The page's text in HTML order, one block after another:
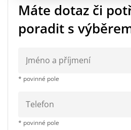
Máte dotaz či
poradit s
* povinné pole
* povinné pole